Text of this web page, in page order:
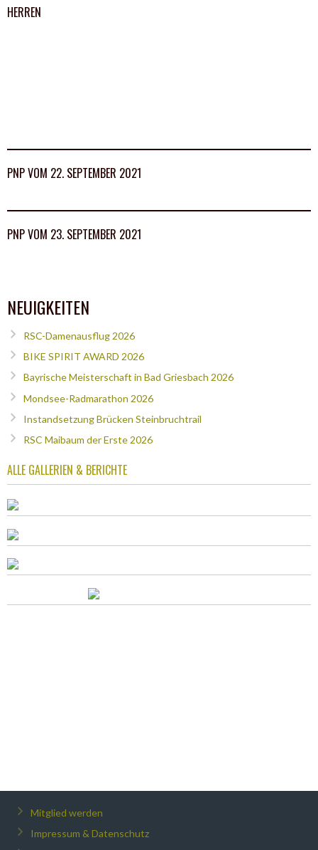
HERREN
PNP VOM 22. SEPTEMBER 2021
PNP VOM 23. SEPTEMBER 2021
NEUIGKEITEN
RSC-Damenausflug 2026
BIKE SPIRIT AWARD 2026
Bayrische Meisterschaft in Bad Griesbach 2026
Mondsee-Radmarathon 2026
Instandsetzung Brücken Steinbruchtrail
RSC Maibaum der Erste 2026
ALLE GALLERIEN & BERICHTE
Mitglied werden
Impressum & Datenschutz